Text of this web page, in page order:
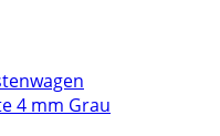
4 mm Grau